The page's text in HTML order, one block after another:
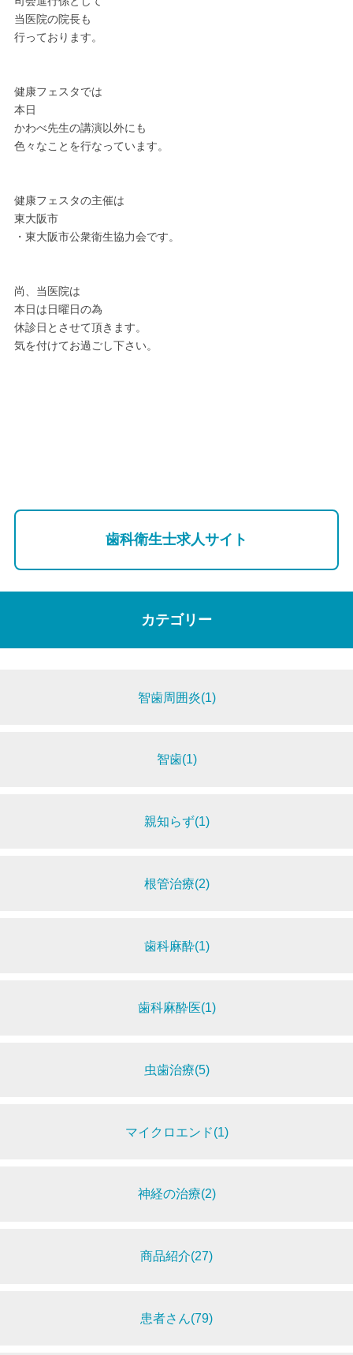
当医院の院長も
行っております。
健康フェスタでは
本日
かわべ先生の講演以外にも
色々なことを行なっています。
健康フェスタの主催は
東大阪市
・東大阪市公衆衛生協力会です。
尚、当医院は
本日は日曜日の為
休診日とさせて頂きます。
気を付けてお過ごし下さい。
歯科衛生士求人サイト
カテゴリー
智歯周囲炎(1)
智歯(1)
親知らず(1)
根管治療(2)
歯科麻酔(1)
歯科麻酔医(1)
虫歯治療(5)
マイクロエンド(1)
神経の治療(2)
商品紹介(27)
患者さん(79)